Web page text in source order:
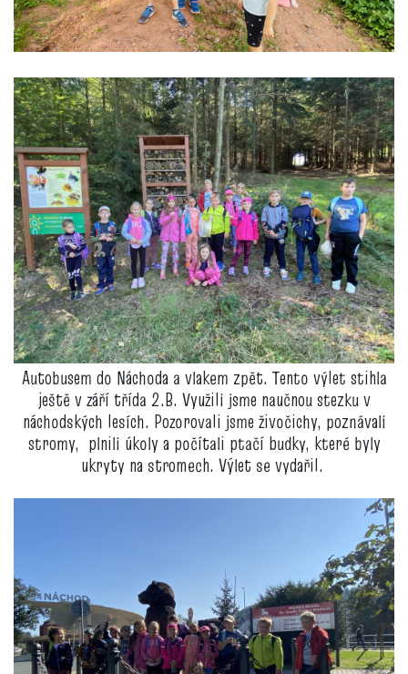
Autobusem do Náchoda a vlakem zpět. Tento výlet stihla
ještě v září třída 2.B. Využili jsme naučnou stezku v
náchodských lesích. Pozorovali jsme živočichy, poznávali
stromy, plnili úkoly a počítali ptačí budky, které byly
ukryty na stromech. Výlet se vydařil.